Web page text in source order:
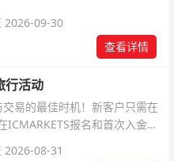
2026-09-30
查看详情
行活动
易的最佳时机！新客户只需在
报名和首次入金即
2026-08-31